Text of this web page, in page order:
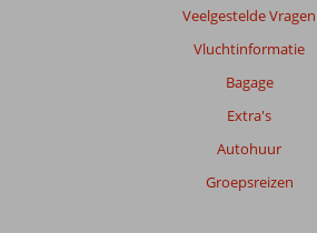
Veelgestelde Vragen
Vluchtinformatie
Bagage
Extra's
Autohuur
Groepsreizen